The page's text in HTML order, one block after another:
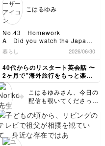
ございます。みなさんの
を落とさないバージョン
で2、3回読んでから、ゆ
っくり読みますね。これ
からもご意見お寄せくだ
さい💕 thの発音に興味持
っていただけてよかっ
に表記しにくいティとか
ディという音ですよね。
MJのthトレーニングを
🎤😉私はよくMan in the
Mirrorを歌います！
と出てきそうですね。あ
マやピリオドはあってな
いようなものですが、書
き言葉としては、…my
living room because…
と続けて一文にしても構
いません。 (4)I’m
近未来の予定のようにも
聞こえるので、I like
knitting./I do a lot of
knitting./I spend a lot
of time knitting.ではい
かがでしょう？ 素敵な
こはるゆみ
No.43 Homework
A Did you watch the Japan-
Brazil match?
B Yes, I did. It was really
disappointing.
A I see. They ware nicely
playing defense.
B That's true.
I think the level of Japanese
soccer is getting stronger.
A I see.
たまたまam1:30に暑くて目が
覚めたので、試合を見ました。
前半はブラジルにボールは持た
暮らし 2026/06/30
40代からのリスタート英会話 〜
2ヶ月で”海外旅行をもっと楽し
める私"になる〜
こはるゆみさん、今日の
配信も覗いてくださって
☺️日本、あと一歩…残念
でしたね。私は早めに寝
て2:00に起きようと思っ